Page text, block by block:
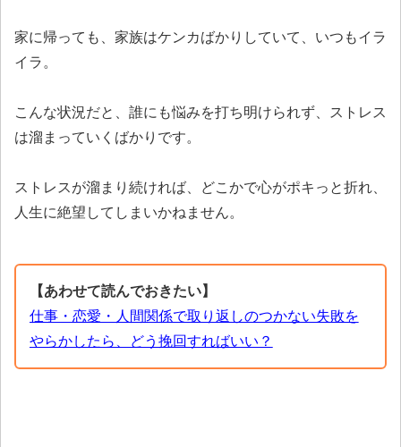
家に帰っても、家族はケンカばかりしていて、いつもイラ
イラ。
こんな状況だと、誰にも悩みを打ち明けられず、ストレス
は溜まっていくばかりです。
ストレスが溜まり続ければ、どこかで心がポキっと折れ、
人生に絶望してしまいかねません。
【あわせて読んでおきたい】
仕事・恋愛・人間関係で取り返しのつかない失敗を
やらかしたら、どう挽回すればいい？